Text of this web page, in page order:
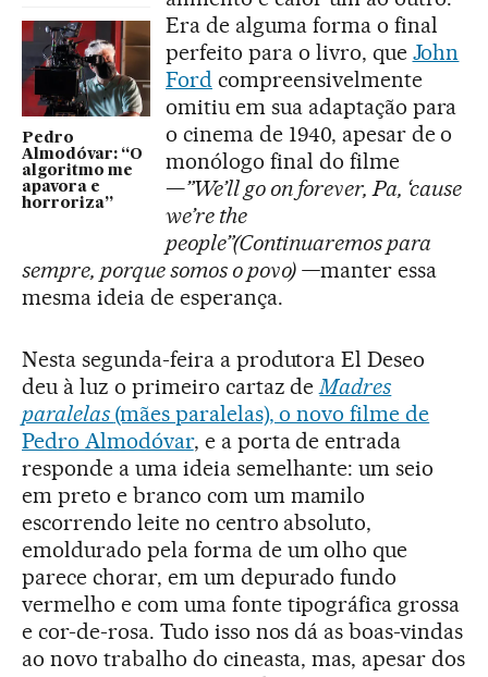
Pedro
Almodóvar: “O
algoritmo me
apavora e
horroriza”
Era de alguma forma o final
perfeito para o livro, que John
Ford compreensivelmente
omitiu em sua adaptação para
o cinema de 1940, apesar de o
monólogo final do filme
—”We’ll go on forever, Pa, ‘cause
we’re the
people”(Continuaremos para
sempre, porque somos o povo) —manter essa
mesma ideia de esperança.
Nesta segunda-feira a produtora El Deseo
deu à luz o primeiro cartaz de Madres
paralelas (mães paralelas), o novo filme de
Pedro Almodóvar, e a porta de entrada
responde a uma ideia semelhante: um seio
em preto e branco com um mamilo
escorrendo leite no centro absoluto,
emoldurado pela forma de um olho que
parece chorar, em um depurado fundo
vermelho e com uma fonte tipográfica grossa
e cor-de-rosa. Tudo isso nos dá as boas-vindas
ao novo trabalho do cineasta, mas, apesar dos